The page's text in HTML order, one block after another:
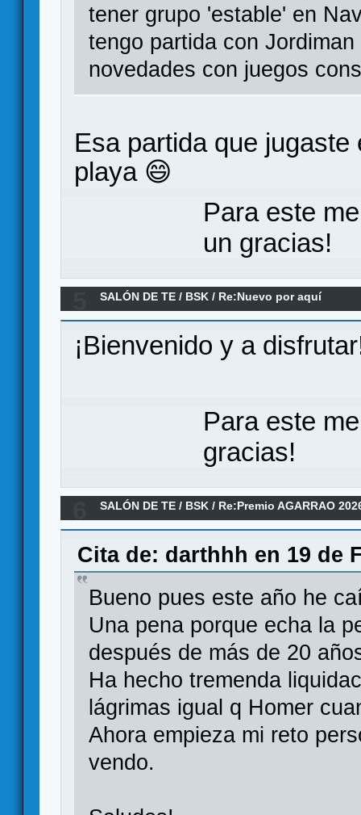
tener grupo 'estable' en
tengo partida con
novedades con juegos
Esa partida que
playa 😄
Para este
un gracias!
SALÓN DE TE / BSK / Re:Nuevo por aquí
¡Bienvenido y a
Para este
gracias!
SALÓN DE TE / BSK / Re:Premio AGARRAO
Cita de: darthhh en 19 de
Bueno pues este año he
Una pena porque echa la
después de más de 20
Ha hecho tremenda
lágrimas igual q Homer
Ahora empieza mi reto
vendo.